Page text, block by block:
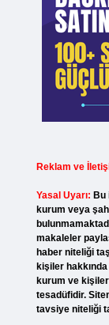
Reklam ve
Yasal Uyarı: Bu
kurum veya
makaleler
haber niteliği
kişiler
kurum ve
tesadüfidir.
tavsiye niteliği